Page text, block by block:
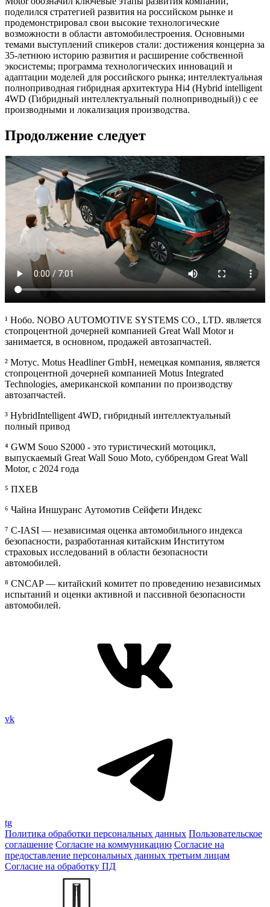
поделился стратегией развития на российском рынке и
продемонстрировал свои высокие технологические
возможности в области автомобилестроения. Основными
темами выступлений спикеров стали: достижения концерна за
35-летнюю историю развития и расширение собственной
экосистемы; программа технологических инноваций и
адаптации моделей для российского рынка; интеллектуальная
полноприводная гибридная архитектура Hi4 (Hybrid intelligent
4WD (Гибридный интеллектуальный полноприводный)) с ее
производными и локализация производства.
Продолжение следует
¹ Нобо. NOBO AUTOMOTIVE SYSTEMS CO., LTD. является
стопроцентной дочерней компанией Great Wall Motor и
занимается, в основном, продажей автозапчастей.
² Мотус. Motus Headliner GmbH, немецкая компания, является
стопроцентной дочерней компанией Motus Integrated
Technologies, американской компании по производству
автозапчастей.
³ HybridIntelligent 4WD, гибридный интеллектуальный
полный привод
⁴ GWM Souo S2000 - это туристический мотоцикл,
выпускаемый Great Wall Souo Moto, суббрендом Great Wall
Motor, с 2024 года
⁵ ПХЕВ
⁶ Чайна Иншуранс Аутомотив Сейфети Индекс
⁷ C-IASI — независимая оценка автомобильного индекса
безопасности, разработанная китайским Институтом
страховых исследований в области безопасности
автомобилей.
⁸ CNCAP — китайский комитет по проведению независимых
испытаний и оценки активной и пассивной безопасности
автомобилей.
vk
tg
Политика обработки персональных данных Пользовательское
соглашение Согласие на коммуникацию Согласие на
предоставление персональных данных третьим лицам
Согласие на обработку ПД